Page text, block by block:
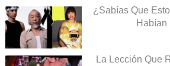
¿Sabías Que
La Lección Que